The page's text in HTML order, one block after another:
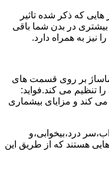
هایی که ذکر شده تاثیر
در بدن شما باقی
نیز به همراه دارد.
بر روی قسمت های
تنظیم می کند.فواید:
می کند و مزایای بیشماری
درد،بیخوابی،و
هایی هستند که از طریق این